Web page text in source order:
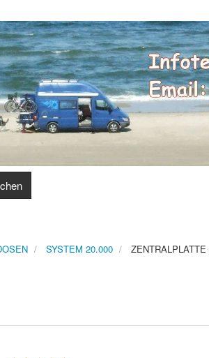
SYSTEM 20.000